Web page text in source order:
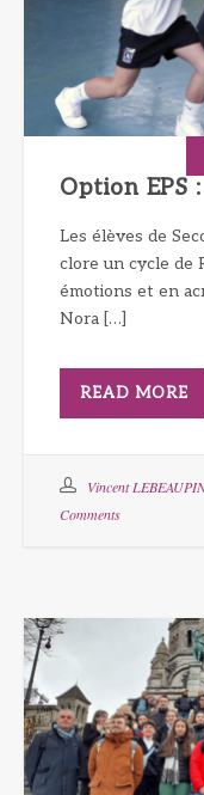
Option EPS
Les élèves de
clore un cycle de
émotions et en
Nora […]
READ MORE
Vincent
Comments